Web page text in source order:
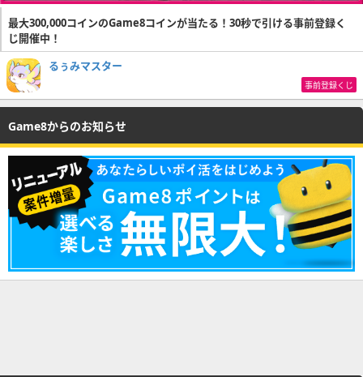
最大300,000コインのGame8コインが当たる！30秒で引ける事前登録く
じ開催中！
るぅみマスター
事前登録くじ
Game8からのお知らせ